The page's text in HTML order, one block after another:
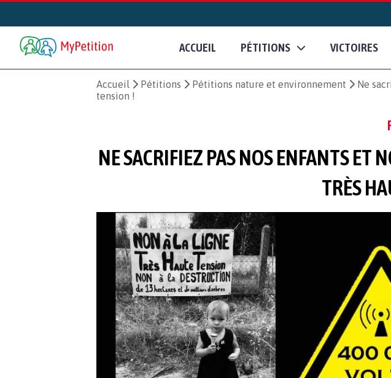
ACCUEIL PÉTITIONS VICTOIRES
Accueil Pétitions Pétitions nature et environnement
Ne
tension !
NE SACRIFIEZ PAS NOS ENFANTS ET
TRÈS